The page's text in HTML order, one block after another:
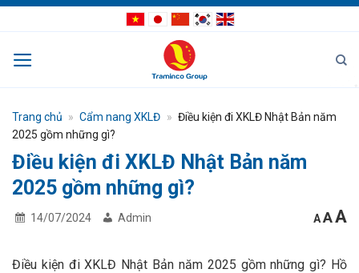
Bỏ
qua
dung
Trang chủ » Cẩm nang XKLĐ » Điều kiện đi XKLĐ Nhật Bản năm
2025 gồm những gì?
Điều kiện đi XKLĐ Nhật Bản năm
2025 gồm những gì?
14/07/2024 Admin Afont
size.
AA
Điều kiện đi XKLĐ Nhật Bản năm 2025 gồm những gì? Hồ